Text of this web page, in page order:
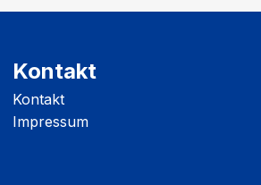
Kontakt
Kontakt
Impressum